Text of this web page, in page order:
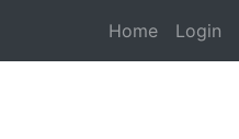
Home Login